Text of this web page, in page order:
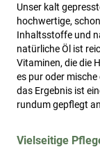
Unser kalt
hochwertige,
Inhaltsstoffe und
natürliche Öl ist
Vitaminen, die die
es pur oder
das Ergebnis ist
rundum gepflegt
Vielseitige